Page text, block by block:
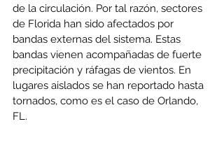
de la circulación. Por tal razón, sectores
de Florida han sido afectados por
bandas externas del sistema. Estas
bandas vienen acompañadas de fuerte
precipitación y ráfagas de vientos. En
lugares aislados se han reportado hasta
tornados, como es el caso de Orlando,
FL.